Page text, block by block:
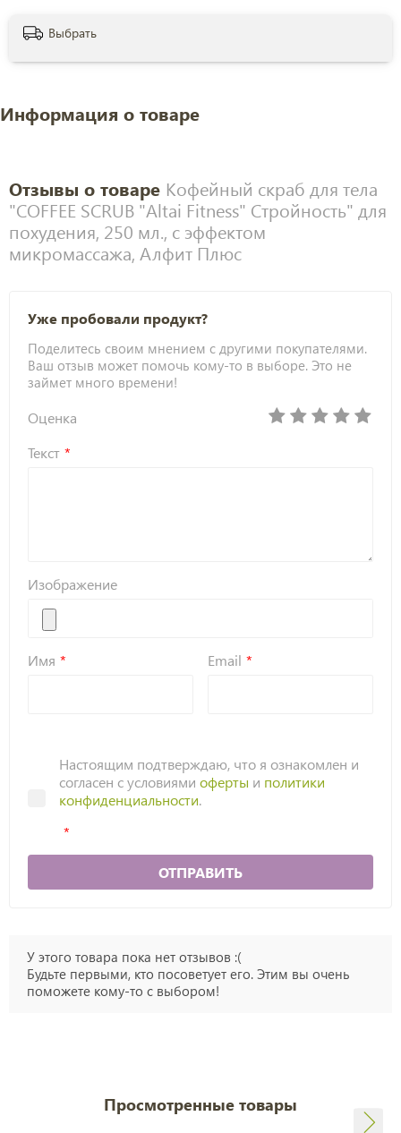
Выбрать
Информация о товаре
Отзывы о товаре Кофейный скраб для тела
"COFFEE SCRUB "Аltai Fitness" Стройность" для
похудения, 250 мл., с эффектом
микромассажа, Алфит Плюс
Уже пробовали продукт?
Поделитесь своим мнением с другими покупателями.
Ваш отзыв может помочь кому-то в выборе. Это не
займет много времени!
Оценка
Текст
Изображение
Имя Email
Настоящим подтверждаю, что я ознакомлен и
согласен с условиями оферты и политики
конфиденциальности.
ОТПРАВИТЬ
У этого товара пока нет отзывов :(
Будьте первыми, кто посоветует его. Этим вы очень
поможете кому-то с выбором!
Просмотренные товары